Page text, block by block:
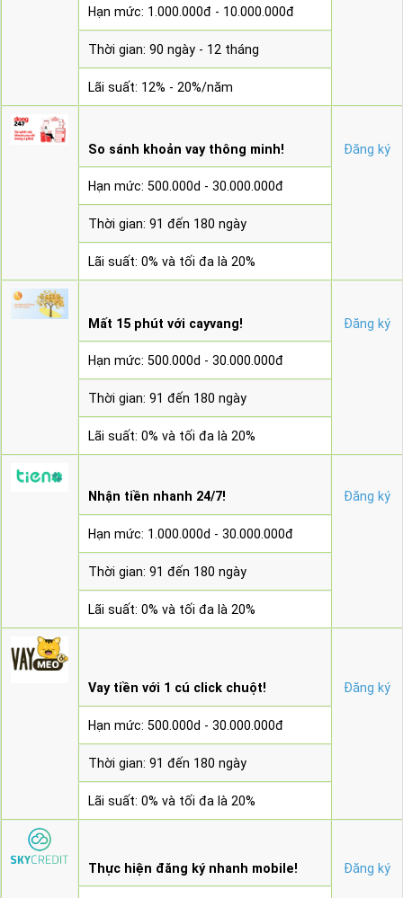
Hạn mức: 1.000.000đ - 10.000.000đ
Thời gian: 90 ngày - 12 tháng
Lãi suất: 12% - 20%/năm
So sánh khoản vay thông minh! Đăng ký
Hạn mức: 500.000d - 30.000.000đ
Thời gian: 91 đến 180 ngày
Lãi suất: 0% và tối đa là 20%
Mất 15 phút với cayvang! Đăng ký
Hạn mức: 500.000d - 30.000.000đ
Thời gian: 91 đến 180 ngày
Lãi suất: 0% và tối đa là 20%
Nhận tiền nhanh 24/7! Đăng ký
Hạn mức: 1.000.000d - 30.000.000đ
Thời gian: 91 đến 180 ngày
Lãi suất: 0% và tối đa là 20%
Vay tiền với 1 cú click chuột! Đăng ký
Hạn mức: 500.000d - 30.000.000đ
Thời gian: 91 đến 180 ngày
Lãi suất: 0% và tối đa là 20%
Thực hiện đăng ký nhanh mobile! Đăng ký